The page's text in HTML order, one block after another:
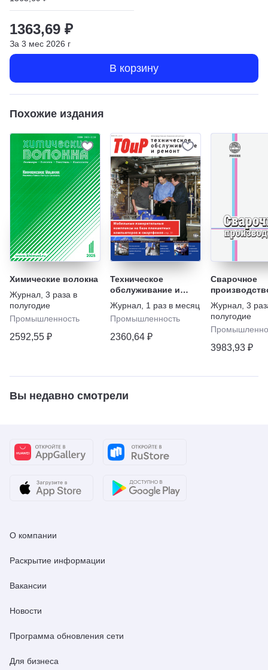
1363,69 ₽
За 3 мес 2026 г
В корзину
Похожие издания
Химические волокна
Журнал 3 раза в
полугодие
Промышленность
2592,55 ₽
Техническое
обслуживание и
ремонт
Журнал 1 раз в месяц
Промышленность
2360,64 ₽
Сварочное
Журнал 3
полугодие
3983,93 ₽
Вы недавно смотрели
О компании
Раскрытие информации
Вакансии
Новости
Программа обновления сети
Для бизнеса